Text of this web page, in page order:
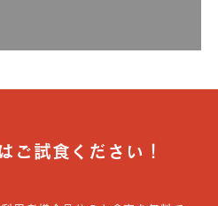
ご試食ください！